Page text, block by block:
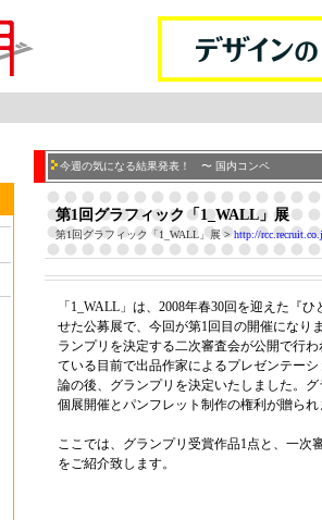
今週の気になる結果発表！ 〜 国内コンペ
第1回グラフィック「1_WALL」展
第1回グラフィック「1_WALL」展>http://
「1_WALL」は、2008年春30回を迎えた『
せた公募展で、今回が第1回目の開催になり
ランプリを決定する二次審査会が公開で行
ている目前で出品作家によるプレゼンテー
論の後、グランプリを決定いたしました。
個展開催とパンフレット制作の権利が贈られ
ここでは、グランプリ受賞作品1点と、一次
をご紹介致します。